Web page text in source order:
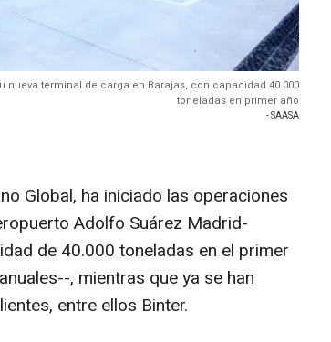
terminal de carga en Barajas, con capacidad 40.000
toneladas en primer año
- SAASA
Global, ha iniciado las operaciones
Adolfo Suárez Madrid-
de 40.000 toneladas en el primer
, mientras que ya se han
entre ellos Binter.